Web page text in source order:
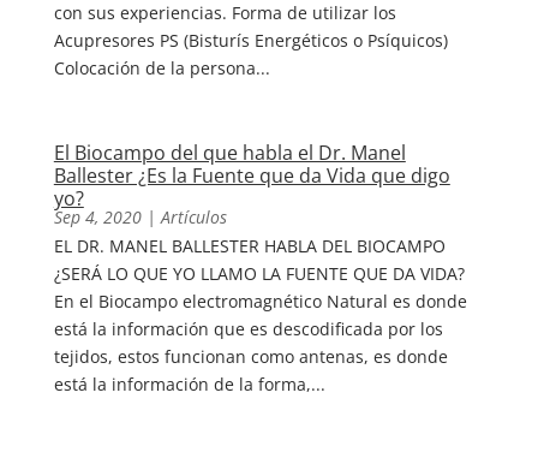
con sus experiencias. Forma de utilizar los
Acupresores PS (Bisturís Energéticos o Psíquicos)
Colocación de la persona...
El Biocampo del que habla el Dr. Manel
Ballester ¿Es la Fuente que da Vida que digo
yo?
Sep 4, 2020|Artículos
EL DR. MANEL BALLESTER HABLA DEL BIOCAMPO
¿SERÁ LO QUE YO LLAMO LA FUENTE QUE DA VIDA?
En el Biocampo electromagnético Natural es donde
está la información que es descodificada por los
tejidos, estos funcionan como antenas, es donde
está la información de la forma,...